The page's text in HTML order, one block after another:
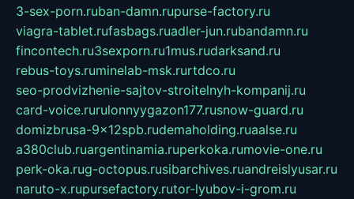
3-sex-porn.ruban-damn.rupurse-factory.ru
viagra-tablet.rufasbags.ruadler-jun.rubandamn.ru
fincontech.ru3sexporn.ru1mus.rudarksand.ru
rebus-toys.ruminelab-msk.rurtdco.ru
seo-prodvizhenie-sajtov-stroitelnyh-kompanij.ru
card-voice.rurulonnyygazon177.rusnow-guard.ru
domizbrusa-9x12spb.rudemaholding.ruaalse.ru
a380club.ruargentinamia.ruperkoka.rumovie-one.ru
perk-oka.rug-octopus.rusibarchives.ruandreislyusar.ru
naruto-x.rupursefactory.rutor-lyubov-i-grom.ru